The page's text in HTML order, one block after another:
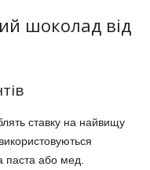
шоколад від
ставку на найвищу
паста або мед.